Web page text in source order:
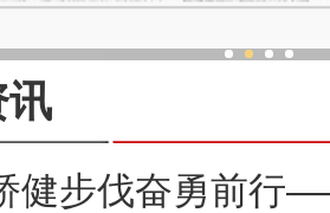
健步伐奋勇前行